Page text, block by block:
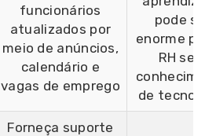
funcionários
atualizados por
meio de anúncios,
calendário e
vagas de emprego
pode
enorme
RH
de
Forneça suporte